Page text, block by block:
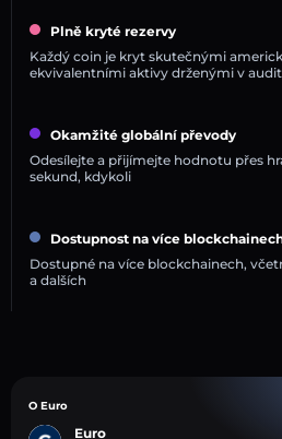
Plně kryté rezervy
Každý coin je kryt skutečnými
ekvivalentními aktivy drženými v
Okamžité globální převody
Odesílejte a přijímejte hodnotu přes
sekund, kdykoli
Dostupnost na více
Dostupné na více blockchainech,
a dalších
O Euro
Euro